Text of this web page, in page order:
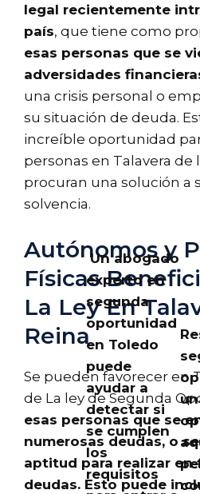
legal recientemente
país, que tiene como
esas personas que se
adversidades
una crisis personal o
su situación de deuda.
increíble oportunidad
personas en Talavera de
procuran una solución a
solvencia.
Autónomos y
Físicas
La Ley En
Reina
Se pueden favorecer en
de La ley de Segunda
esas personas que se
numerosas deudas, o
aptitud para realizar en
deudas. Esto puede
Un abogado
experto en
segunda
oportunidad
en Toledo
puede
ayudar a
detectar si
se cumplen
los
requisitos